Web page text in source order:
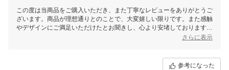
この度は当商品をご購入いただき、また丁寧なレビューをありがとうご
ざいます。商品が理想通りとのことで、大変嬉しい限りです。また感触
やデザインにご満足いただけたとお聞きし、心より安堵しております。
さらに表示
参考になった